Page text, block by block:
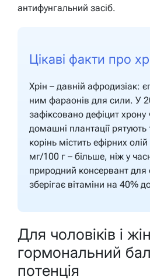
антифунгальний засіб.
Цікаві факти про
Хрін – давній афродизіак:
ним фараонів для сили. У
зафіксовано дефіцит хрону
домашні плантації рятують
корінь містить ефірних
мг/100 г – більше, ніж у
природний консервант для
зберігає вітаміни на 40%
Для чоловіків і
гормональний
потенція